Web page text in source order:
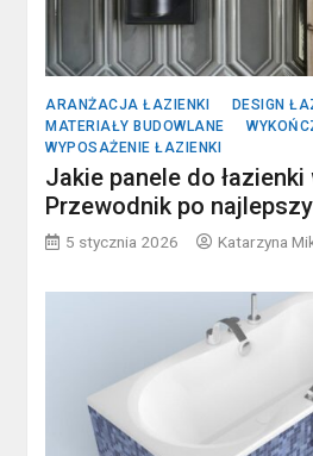
ARANŻACJA ŁAZIENKI DESIGN
MATERIAŁY BUDOWLANE
WYPOSAŻENIE ŁAZIENKI
Jakie panele do łazienki
Przewodnik po
5 stycznia 2026 Katarzyna